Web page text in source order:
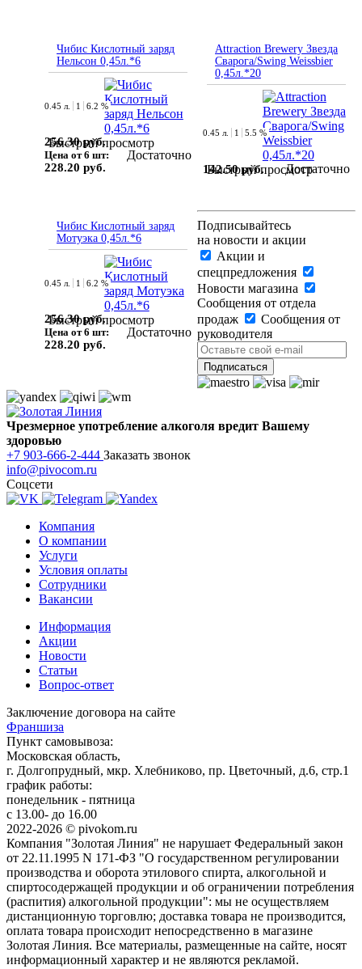
Чибис Кислотный заряд
Нельсон 0,45л.*6
Быстрый просмотр
0.45 л. 1 6.2 %
256.30 руб.
Цена от 6 шт:
228.20 руб.
Достаточно
Attraction Brewery Звезда
Сварога/Swing Weissbier
0,45л.*20
Быстрый просмотр
0.45 л. 1 5.5 %
142.50 руб. Достаточно
Чибис Кислотный заряд
Мотуэка 0,45л.*6
Быстрый просмотр
0.45 л. 1 6.2 %
256.30 руб.
Цена от 6 шт:
228.20 руб.
Достаточно
Подписывайтесь
на новости и акции
Акции и
спецпредложения
Новости магазина
Сообщения от отдела
продаж
Сообщения от
руководителя
Чрезмерное употребление алкоголя вредит Вашему
здоровью
+7 903-666-2-444 Заказать звонок
info@pivocom.ru
Соцсети
Компания
О компании
Услуги
Условия оплаты
Сотрудники
Вакансии
Информация
Акции
Новости
Статьи
Вопрос-ответ
Заключение договора на сайте
Франшиза
Пункт самовывоза:
Московская область,
г. Долгопрудный, мкр. Хлебниково, пр. Цветочный, д.6, стр.1
график работы:
понедельник - пятница
с 13.00- до 16.00
2022-2026 © pivokom.ru
Компания "Золотая Линия" не нарушает Федеральный закон
от 22.11.1995 N 171-ФЗ "О государственном регулировании
производства и оборота этилового спирта, алкогольной и
спиртосодержащей продукции и об ограничении потребления
(распития) алкогольной продукции": мы не осуществляем
дистанционную торговлю; доставка товара не производится,
оплата товара происходит непосредственно в магазине
Золотая Линия. Все материалы, размещенные на сайте, носят
информационный характер и не являются рекламой.